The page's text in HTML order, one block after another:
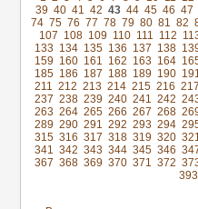
39 40 41 42 43 44 45 46 47
74 75 76 77 78 79 80 81 82
107 108 109 110 111 112
133 134 135 136 137 138
159 160 161 162 163 164
185 186 187 188 189 190
211 212 213 214 215 216
237 238 239 240 241 242
263 264 265 266 267 268
289 290 291 292 293 294
315 316 317 318 319 320
341 342 343 344 345 346
367 368 369 370 371 372
393